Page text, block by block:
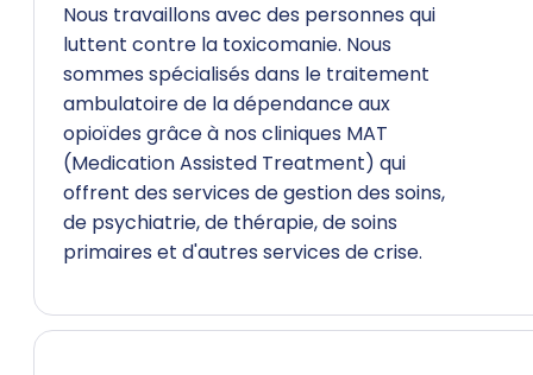
Nous travaillons avec des personnes qui
luttent contre la toxicomanie. Nous
sommes spécialisés dans le traitement
ambulatoire de la dépendance aux
opioïdes grâce à nos cliniques MAT
(Medication Assisted Treatment) qui
offrent des services de gestion des soins,
de psychiatrie, de thérapie, de soins
primaires et d'autres services de crise.